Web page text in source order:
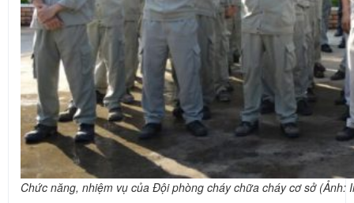
Chức năng, nhiệm vụ của Đội phòng cháy chữa cháy cơ sở (Ảnh: